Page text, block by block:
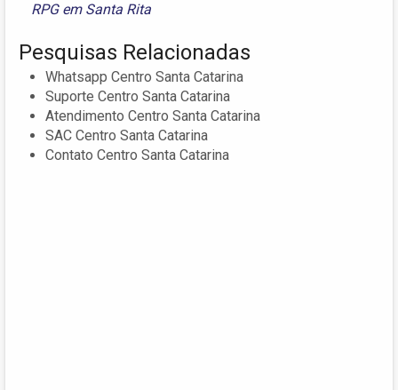
RPG em Santa Rita
Pesquisas Relacionadas
Whatsapp Centro Santa Catarina
Suporte Centro Santa Catarina
Atendimento Centro Santa Catarina
SAC Centro Santa Catarina
Contato Centro Santa Catarina